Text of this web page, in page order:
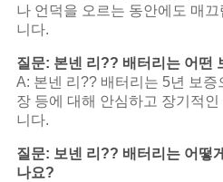
나 언덕을 오르는 동안에도 매
니다.
질문: 본넨 리?? 배터리는 어떤
A: 본넨 리?? 배터리는 5년 보
장 등에 대해 안심하고 장기적
니다.
질문: 보넨 리?? 배터리는 어떻
나요?